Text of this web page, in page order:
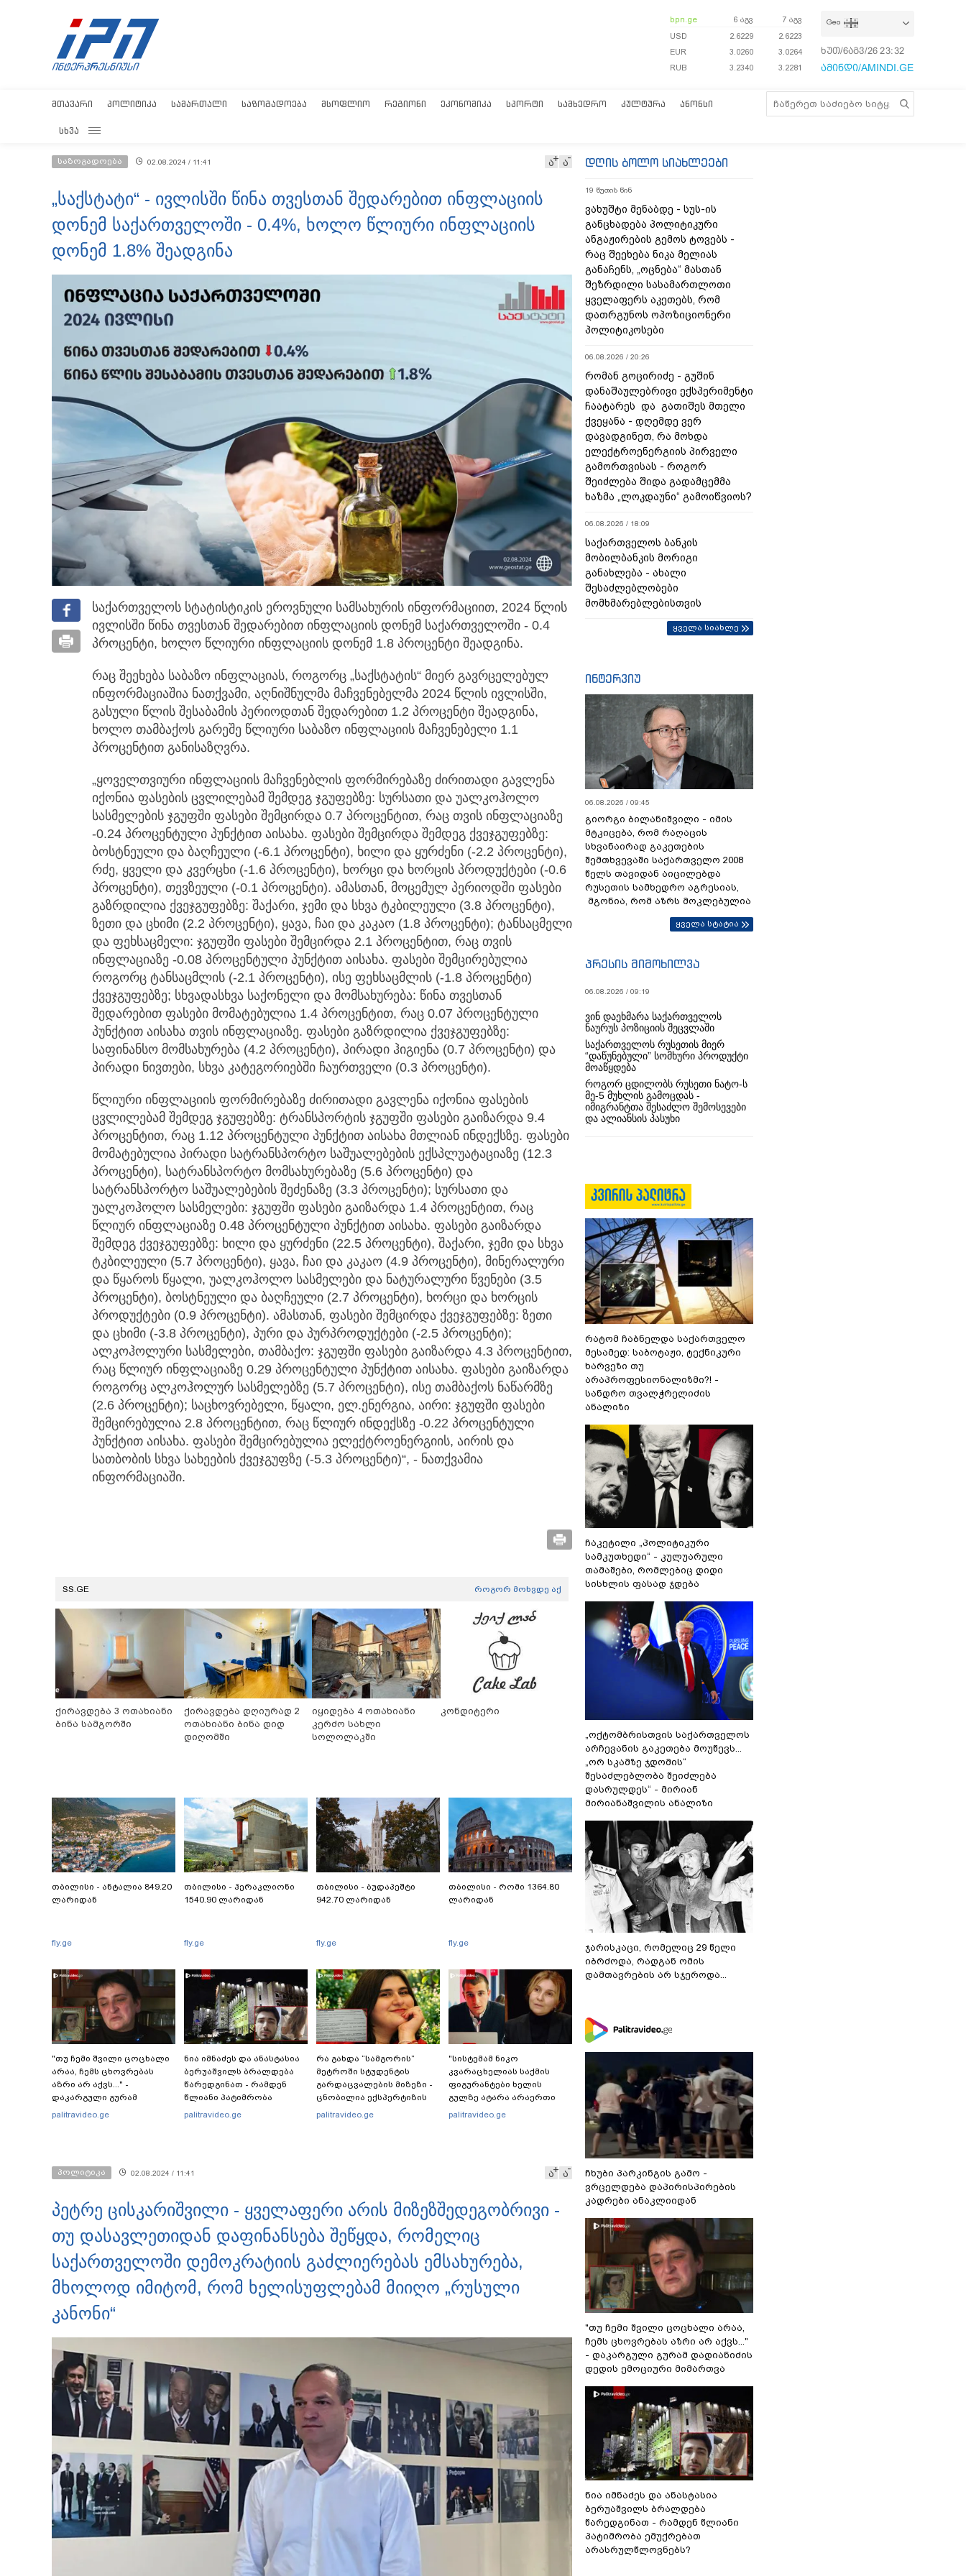
bpn.ge 6 აგვ
7 აგვ
USD
2.6229
2.6223
EUR
3.0260
3.0264
RUB
3.2340 3.2281
Geo
ხუთ/6აგვ/26 23:32:11
ამინდი/AMINDI.GE
ᲛᲗᲐᲕᲐᲠᲘ ᲞᲝᲚᲘᲢᲘᲙᲐ ᲡᲐᲛᲐᲠᲗᲐᲚᲘ ᲡᲐᲖᲝᲒᲐᲓᲝᲔᲑᲐ ᲛᲡᲝᲤᲚᲘᲝ ᲠᲔᲒᲘᲝᲜᲘ ᲔᲙᲝᲜᲝᲛᲘᲙᲐ ᲡᲞᲝᲠᲢᲘ ᲡᲐᲛᲮᲔᲓᲠᲝ ᲙᲣᲚᲢᲣᲠᲐ ᲐᲜᲝᲜᲡᲘ
ᲡᲮᲕᲐ
საზოგადოება 02.08.2024 / 11:41 ა ა
„საქსტატი“ - ივლისში წინა თვესთან შედარებით ინფლაციის
დონემ საქართველოში - 0.4%, ხოლო წლიური ინფლაციის
დონემ 1.8% შეადგინა
საქართველოს სტატისტიკის ეროვნული სამსახურის ინფორმაციით, 2024 წლის
ივლისში წინა თვესთან შედარებით ინფლაციის დონემ საქართველოში - 0.4
პროცენტი, ხოლო წლიური ინფლაციის დონემ 1.8 პროცენტი შეადგინა.
რაც შეეხება საბაზო ინფლაციას, როგორც „საქსტატის“ მიერ გავრცელებულ
ინფორმაციაშია ნათქვამი, აღნიშნულმა მაჩვენებელმა 2024 წლის ივლისში,
გასული წლის შესაბამის პერიოდთან შედარებით 1.2 პროცენტი შეადგინა,
ხოლო თამბაქოს გარეშე წლიური საბაზო ინფლაციის მაჩვენებელი 1.1
პროცენტით განისაზღვრა.
„ყოველთვიური ინფლაციის მაჩვენებლის ფორმირებაზე ძირითადი გავლენა
იქონია ფასების ცვლილებამ შემდეგ ჯგუფებზე: სურსათი და უალკოჰოლო
სასმელების ჯგუფში ფასები შემცირდა 0.7 პროცენტით, რაც თვის ინფლაციაზე
-0.24 პროცენტული პუნქტით აისახა. ფასები შემცირდა შემდეგ ქვეჯგუფებზე:
ბოსტნეული და ბაღჩეული (-6.1 პროცენტი), ხილი და ყურძენი (-2.2 პროცენტი),
რძე, ყველი და კვერცხი (-1.6 პროცენტი), ხორცი და ხორცის პროდუქტები (-0.6
პროცენტი), თევზეული (-0.1 პროცენტი). ამასთან, მოცემულ პერიოდში ფასები
გაზრდილია ქვეჯგუფებზე: შაქარი, ჯემი და სხვა ტკბილეული (3.8 პროცენტი),
ზეთი და ცხიმი (2.2 პროცენტი), ყავა, ჩაი და კაკაო (1.8 პროცენტი); ტანსაცმელი
და ფეხსაცმელი: ჯგუფში ფასები შემცირდა 2.1 პროცენტით, რაც თვის
ინფლაციაზე -0.08 პროცენტული პუნქტით აისახა. ფასები შემცირებულია
როგორც ტანსაცმლის (-2.1 პროცენტი), ისე ფეხსაცმლის (-1.8 პროცენტი)
ქვეჯგუფებზე; სხვადასხვა საქონელი და მომსახურება: წინა თვესთან
შედარებით ფასები მომატებულია 1.4 პროცენტით, რაც 0.07 პროცენტული
პუნქტით აისახა თვის ინფლაციაზე. ფასები გაზრდილია ქვეჯგუფებზე:
საფინანსო მომსახურება (4.2 პროცენტი), პირადი ჰიგიენა (0.7 პროცენტი) და
პირადი ნივთები, სხვა კატეგორიებში ჩაურთველი (0.3 პროცენტი).
წლიური ინფლაციის ფორმირებაზე ძირითადი გავლენა იქონია ფასების
ცვლილებამ შემდეგ ჯგუფებზე: ტრანსპორტის ჯგუფში ფასები გაიზარდა 9.4
პროცენტით, რაც 1.12 პროცენტული პუნქტით აისახა მთლიან ინდექსზე. ფასები
მომატებულია პირადი სატრანსპორტო საშუალებების ექსპლუატაციაზე (12.3
პროცენტი), სატრანსპორტო მომსახურებაზე (5.6 პროცენტი) და
სატრანსპორტო საშუალებების შეძენაზე (3.3 პროცენტი); სურსათი და
უალკოჰოლო სასმელები: ჯგუფში ფასები გაიზარდა 1.4 პროცენტით, რაც
წლიურ ინფლაციაზე 0.48 პროცენტული პუნქტით აისახა. ფასები გაიზარდა
შემდეგ ქვეჯგუფებზე: ხილი და ყურძენი (22.5 პროცენტი), შაქარი, ჯემი და სხვა
ტკბილეული (5.7 პროცენტი), ყავა, ჩაი და კაკაო (4.9 პროცენტი), მინერალური
და წყაროს წყალი, უალკოჰოლო სასმელები და ნატურალური წვენები (3.5
პროცენტი), ბოსტნეული და ბაღჩეული (2.7 პროცენტი), ხორცი და ხორცის
პროდუქტები (0.9 პროცენტი). ამასთან, ფასები შემცირდა ქვეჯგუფებზე: ზეთი
და ცხიმი (-3.8 პროცენტი), პური და პურპროდუქტები (-2.5 პროცენტი);
ალკოჰოლური სასმელები, თამბაქო: ჯგუფში ფასები გაიზარდა 4.3 პროცენტით,
რაც წლიურ ინფლაციაზე 0.29 პროცენტული პუნქტით აისახა. ფასები გაიზარდა
როგორც ალკოჰოლურ სასმელებზე (5.7 პროცენტი), ისე თამბაქოს ნაწარმზე
(2.6 პროცენტი); საცხოვრებელი, წყალი, ელ.ენერგია, აირი: ჯგუფში ფასები
შემცირებულია 2.8 პროცენტით, რაც წლიურ ინდექსზე -0.22 პროცენტული
პუნქტით აისახა. ფასები შემცირებულია ელექტროენერგიის, აირის და
სათბობის სხვა სახეების ქვეჯგუფზე (-5.3 პროცენტი)“, - ნათქვამია
ინფორმაციაში.
SS.GE როგორ მოხვდე აქ
ქირავდება 3 ოთახიანი
ბინა სამგორში
ქირავდება დღიურად 2
ოთახიანი ბინა დიდ
დიღომში
იყიდება 4 ოთახიანი
კერძო სახლი
სოლოლაკში
კონდიტერი
თბილისი - ანტალია 849.20
ლარიდან
fly.ge
თბილისი - ჰერაკლიონი
1540.90 ლარიდან
fly.ge
თბილისი - ბუდაპეშტი
942.70 ლარიდან
fly.ge
თბილისი - რომი 1364.80
ლარიდან
fly.ge
"თუ ჩემი შვილი ცოცხალი
არაა, ჩემს ცხოვრებას
აზრი არ აქვს..." -
დაკარგული გურამ
დადიანიძის დედის
palitravideo.ge
ნია იმნაძეს და ანასტასია
ბერუაშვილს ბრალდება
წარედგინათ - რამდენ
წლიანი პატიმრობა
ემუქრებათ
palitravideo.ge
რა გახდა “სამგორის”
მეტროში სტუდენტის
გარდაცვალების მიზეზი -
ცნობილია ექსპერტიზის
პასუხი
palitravideo.ge
"სისტემამ ნიკო
კვარაცხელიას საქმის
ფიგურანტები ხელის
გულზე ატარა არაერთი
წელი! ხომ არ იცით
palitravideo.ge
პოლიტიკა 02.08.2024 / 11:41 ა ა
პეტრე ცისკარიშვილი - ყველაფერი არის მიზეზშედეგობრივი -
თუ დასავლეთიდან დაფინანსება შეწყდა, რომელიც
საქართველოში დემოკრატიის გაძლიერებას ემსახურება,
მხოლოდ იმიტომ, რომ ხელისუფლებამ მიიღო „რუსული
კანონი“
დღის ბოლო სიახლეები
19 წუთის წინ
ვახუშტი მენაბდე - სუს-ის
განცხადება პოლიტიკური
ანგაჟირების გემოს ტოვებს -
რაც შეეხება ნიკა მელიას
განაჩენს, „ოცნება“ მასთან
შეზრდილი სასამართლოთი
ყველაფერს აკეთებს, რომ
დათრგუნოს ოპოზიციონერი
პოლიტიკოსები
06.08.2026 / 20:26
რომან გოცირიძე - გუშინ
დანაშაულებრივი ექსპერიმენტი
ჩაატარეს და გათიშეს მთელი
ქვეყანა - დღემდე ვერ
დავადგინეთ, რა მოხდა
ელექტროენერგიის პირველი
გამორთვისას - როგორ
შეიძლება შიდა გადამცემმა
ხაზმა „ლოკდაუნი“ გამოიწვიოს?
06.08.2026 / 18:09
საქართველოს ბანკის
მობილბანკის მორიგი
განახლება - ახალი
შესაძლებლობები
მომხმარებლებისთვის
ყველა სიახლე
ინტერვიუ
06.08.2026 / 09:45
გიორგი ბილანიშვილი - იმის
მტკიცება, რომ რაღაცის
სხვანაირად გაკეთების
შემთხვევაში საქართველო 2008
წელს თავიდან აიცილებდა
რუსეთის სამხედრო აგრესიას,
მგონია, რომ აზრს მოკლებულია
ყველა სტატია
პრესის მიმოხილვა
06.08.2026 / 09:19
ვინ დაეხმარა საქართველოს
ნაურუს პოზიციის შეცვლაში
საქართველოს რუსეთის მიერ
“დაწუნებული” სომხური პროდუქტი
მოაწყდება
როგორ ცდილობს რუსეთი ნატო-ს
მე-5 მუხლის გამოცდას -
იმიგრანტთა შესაძლო შემოსევები
და ალიანსის პასუხი
რატომ ჩაბნელდა საქართველო
მესამედ: საბოტაჟი, ტექნიკური
ხარვეზი თუ
არაპროფესიონალიზმი?! -
სანდრო თვალჭრელიძის
ანალიზი
ჩაკეტილი „პოლიტიკური
სამკუთხედი“ - კულუარული
თამაშები, რომლებიც დიდი
სისხლის ფასად ჯდება
„ოქტომბრისთვის საქართველოს
არჩევანის გაკეთება მოუწევს...
„ორ სკამზე ჯდომის“
შესაძლებლობა შეიძლება
დასრულდეს“ - მირიან
მირიანაშვილის ანალიზი
ჯარისკაცი, რომელიც 29 წელი
იბრძოდა, რადგან ომის
დამთავრების არ სჯეროდა...
ჩხუბი პარკინგის გამო -
ვრცელდება დაპირისპირების
კადრები ანაკლიიდან
"თუ ჩემი შვილი ცოცხალი არაა,
ჩემს ცხოვრებას აზრი არ აქვს..."
- დაკარგული გურამ დადიანიძის
დედის ემოციური მიმართვა
ნია იმნაძეს და ანასტასია
ბერუაშვილს ბრალდება
წარედგინათ - რამდენ წლიანი
პატიმრობა ემუქრებათ
არასრულწლოვნებს?